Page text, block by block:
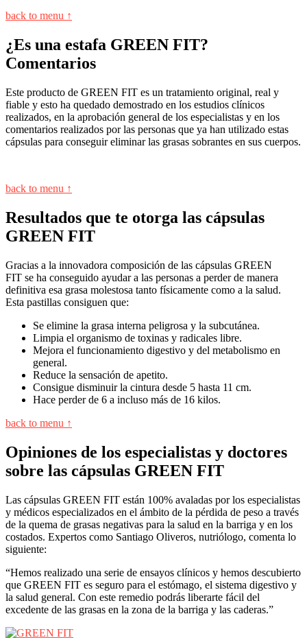
back to menu ↑
¿Es una estafa GREEN FIT?
Comentarios
Este producto de GREEN FIT es un tratamiento original, real y
fiable y esto ha quedado demostrado en los estudios clínicos
realizados, en la aprobación general de los especialistas y en los
comentarios realizados por las personas que ya han utilizado estas
cápsulas para conseguir eliminar las grasas sobrantes en sus cuerpos.
back to menu ↑
Resultados que te otorga las cápsulas
GREEN FIT
Gracias a la innovadora composición de las cápsulas GREEN
FIT se ha conseguido ayudar a las personas a perder de manera
definitiva esa grasa molestosa tanto físicamente como a la salud.
Esta pastillas consiguen que:
Se elimine la grasa interna peligrosa y la subcutánea.
Limpia el organismo de toxinas y radicales libre.
Mejora el funcionamiento digestivo y del metabolismo en
general.
Reduce la sensación de apetito.
Consigue disminuir la cintura desde 5 hasta 11 cm.
Hace perder de 6 a incluso más de 16 kilos.
back to menu ↑
Opiniones de los especialistas y doctores
sobre las cápsulas GREEN FIT
Las cápsulas GREEN FIT están 100% avaladas por los especialistas
y médicos especializados en el ámbito de la pérdida de peso a través
de la quema de grasas negativas para la salud en la barriga y en los
costados. Expertos como Santiago Oliveros, nutriólogo, comenta lo
siguiente:
“Hemos realizado una serie de ensayos clínicos y hemos descubierto
que GREEN FIT es seguro para el estómago, el sistema digestivo y
la salud general. Con este remedio podrás liberarte fácil del
excedente de las grasas en la zona de la barriga y las caderas.”